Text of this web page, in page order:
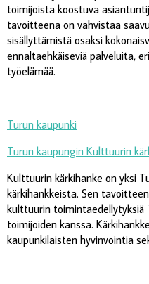
toimijoista koostuva
tavoitteena on vahvistaa
sisällyttämistä osaksi
ennaltaehkäiseviä palveluita,
työelämää.
Turun kaupunki
Turun kaupungin Kulttuurin
Kulttuurin kärkihanke on yksi
kärkihankkeista. Sen
kulttuurin toimintaedellytyksiä
toimijoiden kanssa.
kaupunkilaisten hyvinvointia